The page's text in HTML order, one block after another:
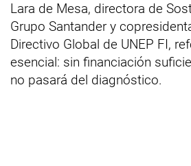
Lara de Mesa, directora de
Grupo Santander y
Directivo Global de UNEP FI,
esencial: sin financiación
no pasará del diagnóstico.